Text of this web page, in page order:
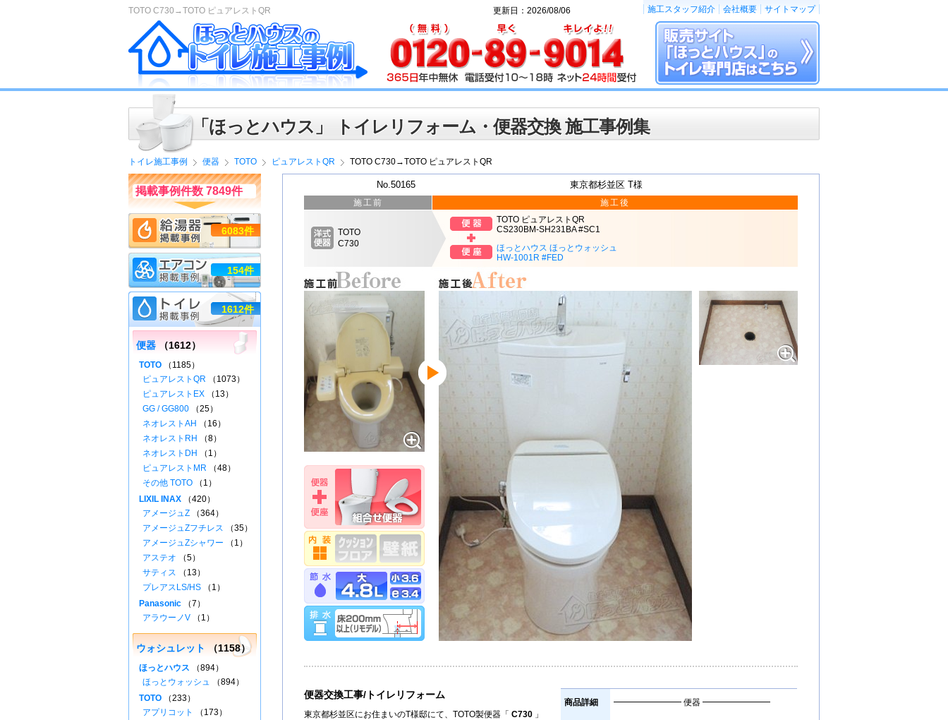
TOTO C730→TOTO ピュアレストQR
「ほっとハウス」 トイレリフォーム・便器交換 施工事例集
トイレ施工事例 便器 TOTO ピュアレストQR TOTO C730→TOTO ピュアレストQR
No.50165 東京都杉並区 T様
施工前
TOTO
C730
施工後
TOTO ピュアレストQR
CS230BM-SH231BA #SC1
ほっとハウス ほっとウォッシュ
HW-1001R #FED
便器交換工事/トイレリフォーム
東京都杉並区にお住まいのT様邸にて、TOTO製便器「 C730 」
商品詳細 ━━━━━━━━ 便器 ━━━━━━━━
掲載事例件数 7849件
6083件
154件
1612件
便器 （1612）
TOTO （1185）
ピュアレストQR （1073）
ピュアレストEX （13）
GG / GG800 （25）
ネオレストAH
（16）
ネオレストRH
（8）
ネオレストDH
（1）
ピュアレストMR （48）
その他 TOTO （1）
LIXIL INAX （420）
アメージュZ （364）
アメージュZフチレス （35）
アメージュZシャワー （1）
アステオ （5）
サティス （13）
プレアスLS/HS （1）
Panasonic （7）
アラウーノV （1）
ウォシュレット （1158）
ほっとハウス （894）
ほっとウォッシュ （894）
TOTO （233）
アプリコット
（173）
更新日：2026/08/06 施工スタッフ紹介 会社概要 サイトマップ